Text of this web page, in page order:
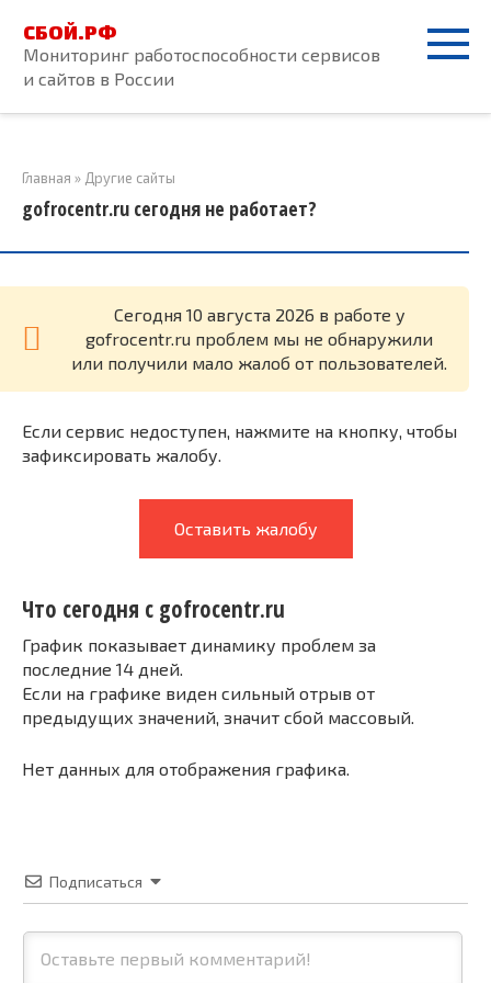
контенту
СБОЙ.РФ
Мониторинг работоспособности сервисов
и сайтов в России
Главная » Другие сайты
gofrocentr.ru сегодня не работает?
Cегодня 10 августа 2026 в работе у
gofrocentr.ru проблем мы не обнаружили
или получили мало жалоб от пользователей.
Если сервис недоступен, нажмите на кнопку, чтобы
зафиксировать жалобу.
Оставить жалобу
Что сегодня с gofrocentr.ru
График показывает динамику проблем за
последние 14 дней.
Если на графике виден сильный отрыв от
предыдущих значений, значит сбой массовый.
Нет данных для отображения графика.
Подписаться